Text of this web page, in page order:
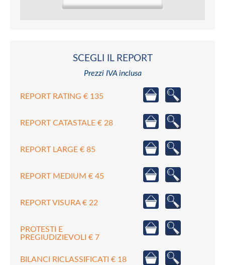
SCEGLI IL REPORT
Prezzi IVA inclusa
REPORT RATING € 135
REPORT CATASTALE € 28
REPORT LARGE € 85
REPORT MEDIUM € 45
REPORT VISURA € 22
PROTESTI E
PREGIUDIZIEVOLI € 7
BILANCI RICLASSIFICATI € 18